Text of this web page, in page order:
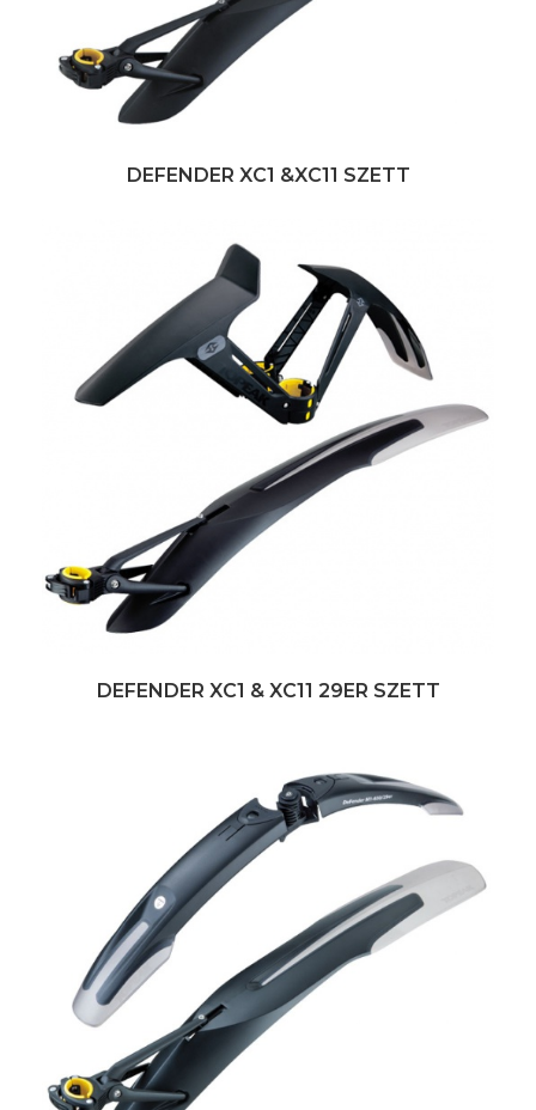
DEFENDER XC1 &XC11 SZETT
DEFENDER XC1 & XC11 29ER SZETT